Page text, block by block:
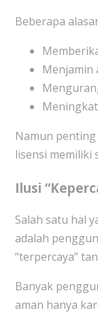
Beberapa
Menjamin
Namun
lisensi memiliki
Ilusi
Salah satu hal
adalah
“terpercaya”
Banyak
aman hanya